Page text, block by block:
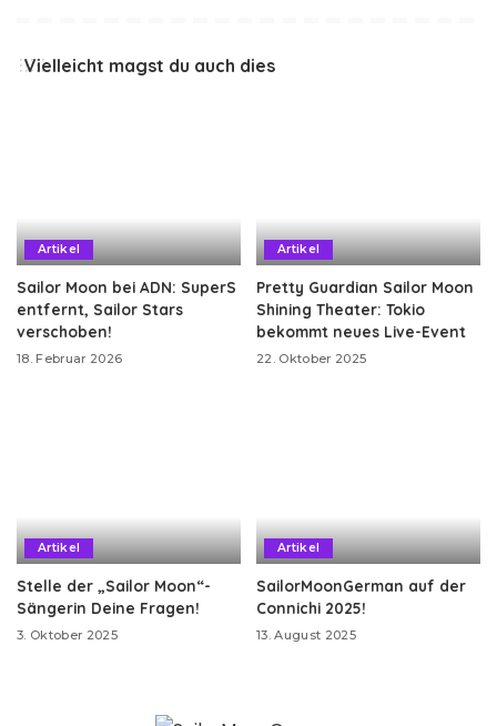
Vielleicht magst du auch dies
Artikel
Sailor Moon bei ADN: SuperS
entfernt, Sailor Stars
verschoben!
18. Februar 2026
Artikel
Pretty Guardian Sailor Moon
Shining Theater: Tokio
bekommt neues Live-Event
22. Oktober 2025
Artikel
Stelle der „Sailor Moon“-
Sängerin Deine Fragen!
3. Oktober 2025
Artikel
SailorMoonGerman auf der
Connichi 2025!
13. August 2025